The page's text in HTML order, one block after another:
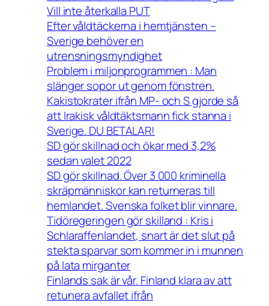
Vill inte återkalla PUT
Efter våldtäckerna i hemtjänsten –
Sverige behöver en
utrensningsmyndighet
Problem i miljonprogrammen : Man
slänger sopor ut genom fönstren.
Kakistokrater ifrån MP- och S gjorde så
att Irakisk våldtäktsmann fick stanna i
Sverige. DU BETALAR!
SD gör skillnad och ökar med 3,2%
sedan valet 2022
SD gör skillnad. Över 3 000 kriminella
skräpmänniskor kan returneras till
hemlandet. Svenska folket blir vinnare.
Tidöregeringen gör skilland : Kris i
Schlaraffenlandet, snart är det slut på
stekta sparvar som kommer in i munnen
på lata mirganter
Finlands sak är vår. Finland klara av att
retunera avfallet ifrån